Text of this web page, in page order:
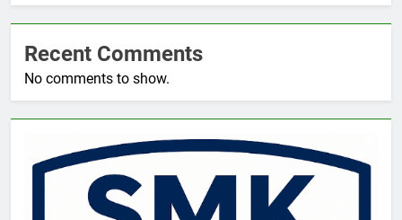
Recent Comments
No comments to show.